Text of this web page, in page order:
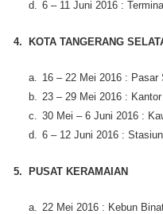
d.
6 – 11 Juni 2016 :
4. KOTA TANGERANG
a.
16 – 22 Mei 2016 : Pasar
b.
23 – 29 Mei 2016 :
c.
30 Mei – 6 Juni 2016 :
d.
6 – 12 Juni 2016 :
5. PUSAT KERAMAIAN
a.
22 Mei 2016 : Kebun